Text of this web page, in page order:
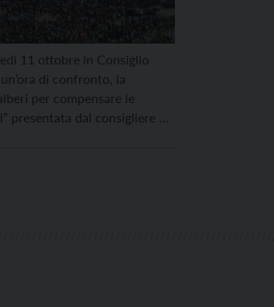
11 ottobre in Consiglio
di confronto, la
per compensare le
presentata dal consigliere di